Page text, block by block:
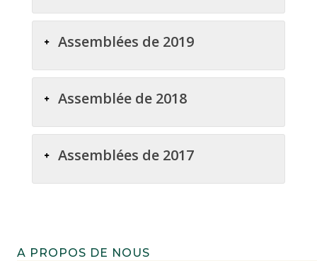
Assemblées de 2019
Assemblée de 2018
Assemblées de 2017
A PROPOS DE NOUS